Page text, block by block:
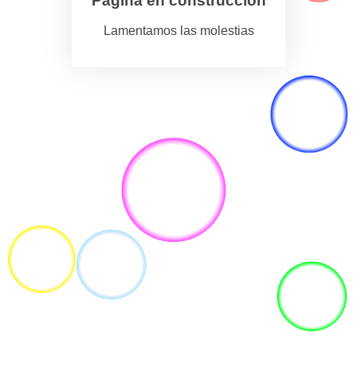
Lamentamos las molestias